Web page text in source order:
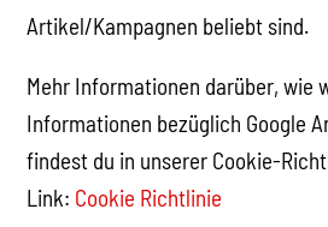
Artikel/Kampagnen beliebt sind.
Mehr Informationen darüber, wie
Informationen bezüglich Google
findest du in unserer Cookie-
Link: Cookie Richtlinie